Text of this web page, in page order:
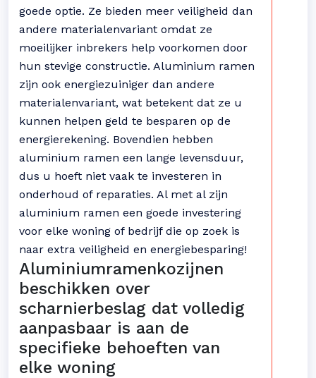
goede optie. Ze bieden meer veiligheid dan
andere materialenvariant omdat ze
moeilijker inbrekers help voorkomen door
hun stevige constructie. Aluminium ramen
zijn ook energiezuiniger dan andere
materialenvariant, wat betekent dat ze u
kunnen helpen geld te besparen op de
energierekening. Bovendien hebben
aluminium ramen een lange levensduur,
dus u hoeft niet vaak te investeren in
onderhoud of reparaties. Al met al zijn
aluminium ramen een goede investering
voor elke woning of bedrijf die op zoek is
naar extra veiligheid en energiebesparing!
Aluminiumramenkozijnen
beschikken over
scharnierbeslag dat volledig
aanpasbaar is aan de
specifieke behoeften van
elke woning